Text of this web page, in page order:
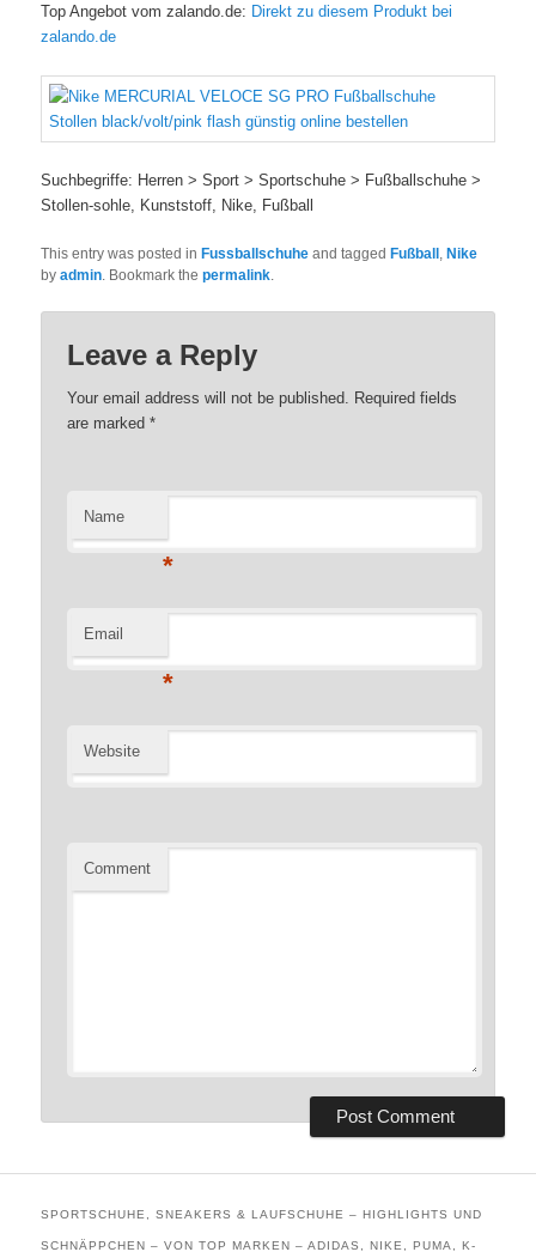
Top Angebot vom zalando.de: Direkt zu diesem Produkt bei
zalando.de
Suchbegriffe: Herren > Sport > Sportschuhe > Fußballschuhe >
Stollen-sohle, Kunststoff, Nike, Fußball
This entry was posted inFussballschuhe and taggedFußball,Nike
byadmin. Bookmark thepermalink.
Leave a Reply
Your email address will not be published. Required fields
are marked*
Name
*
Email
*
Website
Comment
SPORTSCHUHE, SNEAKERS & LAUFSCHUHE – HIGHLIGHTS UND
SCHNÄPPCHEN – VON TOP MARKEN – ADIDAS, NIKE, PUMA, K-